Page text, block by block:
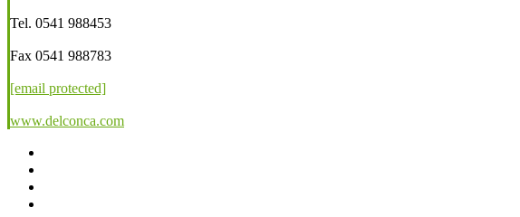
Tel. 0541 988453
Fax 0541 988783
[email protected]
www.delconca.com